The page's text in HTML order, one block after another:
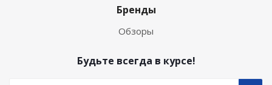
Бренды
Обзоры
Будьте всегда в курсе!